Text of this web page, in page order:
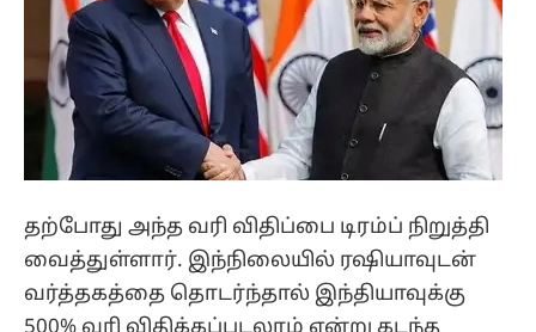
தற்போது அந்த வரி விதிப்பை டிரம்ப் நிறுத்தி
வைத்துள்ளார். இந்நிலையில் ரஷியாவுடன்
வர்த்தகத்தை தொடர்ந்தால் இந்தியாவுக்கு